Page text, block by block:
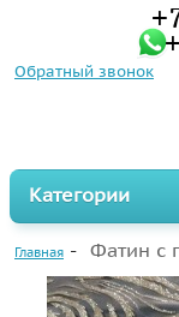
Обратный звонок
Категории
Главная Фатин с